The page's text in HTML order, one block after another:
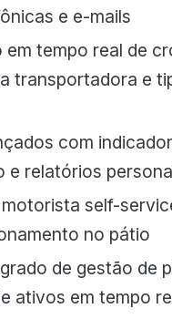
e e-mails
em tempo real de
transportadora e
com
e relatórios
self-
no pátio
de gestão de
ativos em tempo